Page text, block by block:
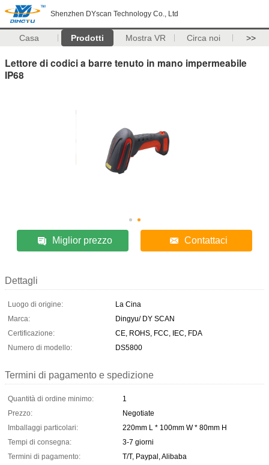
Shenzhen DYscan Technology Co., Ltd
Casa Prodotti Mostra VR Circa noi >>
Lettore di codici a barre tenuto in mano impermeabile
IP68
Miglior prezzo Contattaci
Dettagli
Luogo di origine:
La Cina
Marca:
Dingyu/ DY SCAN
Certificazione:
CE, ROHS, FCC, IEC, FDA
Numero di modello:
DS5800
Termini di pagamento e spedizione
Quantità di ordine minimo:
1
Prezzo:
Negotiate
Imballaggi particolari:
220mm L * 100mm W * 80mm H
Tempi di consegna:
3-7 giorni
Termini di pagamento:
T/T, Paypal, Alibaba